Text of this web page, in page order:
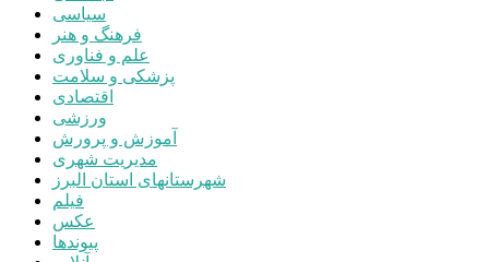
سیاسی
فرهنگ و هنر
علم و فناوری
پزشکی و سلامت
اقتصادی
ورزشی
آموزش و پرورش
مدیریت شهری
شهرستانهای استان البرز
فیلم
عکس
پیوندها